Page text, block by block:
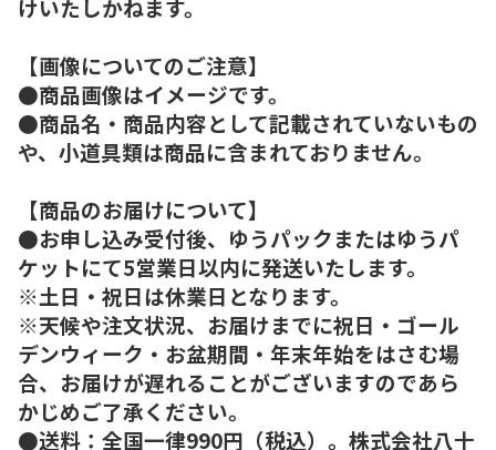
けいたしかねます。
【画像についてのご注意】
●商品画像はイメージです。
●商品名・商品内容として記載されていないもの
や、小道具類は商品に含まれておりません。
【商品のお届けについて】
●お申し込み受付後、ゆうパックまたはゆうパ
ケットにて5営業日以内に発送いたします。
※土日・祝日は休業日となります。
※天候や注文状況、お届けまでに祝日・ゴール
デンウィーク・お盆期間・年末年始をはさむ場
合、お届けが遅れることがございますのであら
かじめご了承ください。
●送料：全国一律990円（税込）。株式会社八十